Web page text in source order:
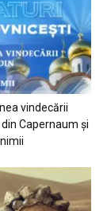
vindecării
Capernaum și